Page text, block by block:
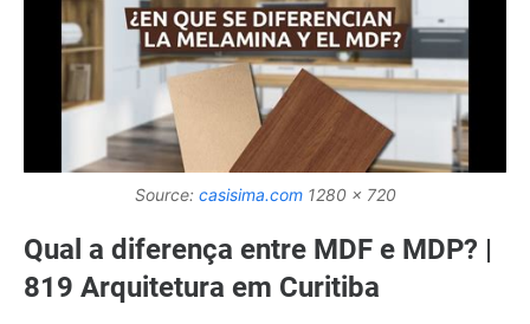
Source: casisima.com1280 x 720
Qual a diferença entre MDF e MDP? |
819 Arquitetura em Curitiba